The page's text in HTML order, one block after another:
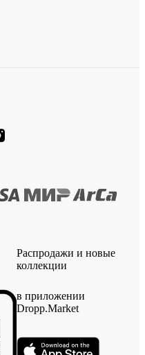
Распродажи и новые
коллекции
в приложении
Dropp.Market